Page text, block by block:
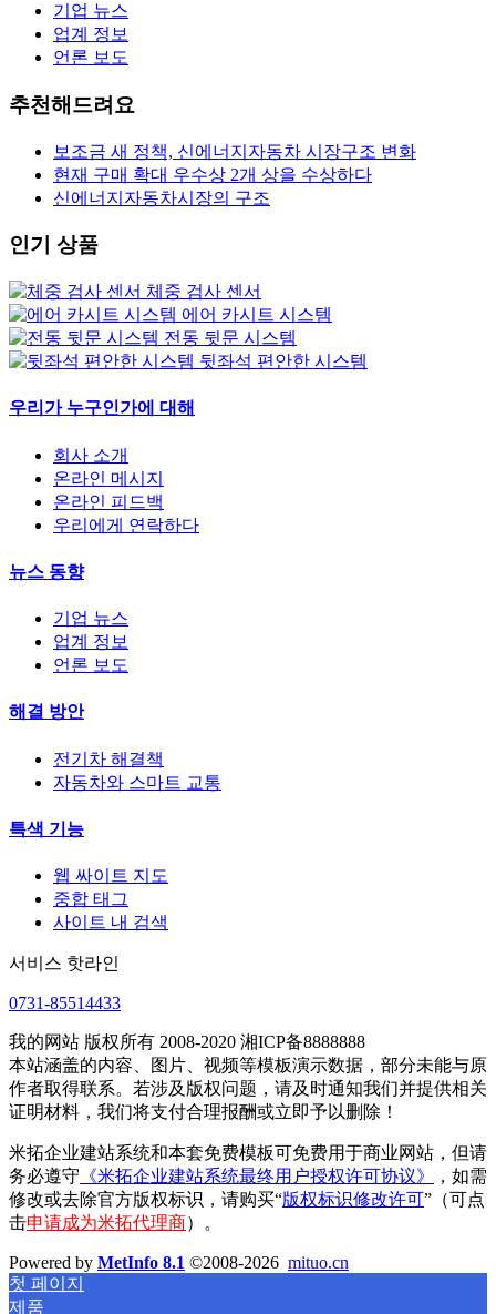
기업 뉴스
업계 정보
언론 보도
추천해드려요
보조금 새 정책, 신에너지자동차 시장구조 변화
현재 구매 확대 우수상 2개 상을 수상하다
신에너지자동차시장의 구조
인기 상품
체중 검사 센서
에어 카시트 시스템
전동 뒷문 시스템
뒷좌석 편안한 시스템
우리가 누구인가에 대해
회사 소개
온라인 메시지
온라인 피드백
우리에게 연락하다
뉴스 동향
기업 뉴스
업계 정보
언론 보도
해결 방안
전기차 해결책
자동차와 스마트 교통
특색 기능
웹 싸이트 지도
중합 태그
사이트 내 검색
서비스 핫라인
0731-85514433
我的网站 版权所有 2008-2020 湘ICP备8888888
本站涵盖的内容、图片、视频等模板演示数据，部分未能与原
作者取得联系。若涉及版权问题，请及时通知我们并提供相关
证明材料，我们将支付合理报酬或立即予以删除！
米拓企业建站系统和本套免费模板可免费用于商业网站，但请
务必遵守 《米拓企业建站系统最终用户授权许可协议》
，如需
修改或去除官方版权标识，请购买“版权标识修改许可”（可点
击申请成为米拓代理商）。
Powered by MetInfo 8.1 ©2008-2026 mituo.cn
첫 페이지
제품